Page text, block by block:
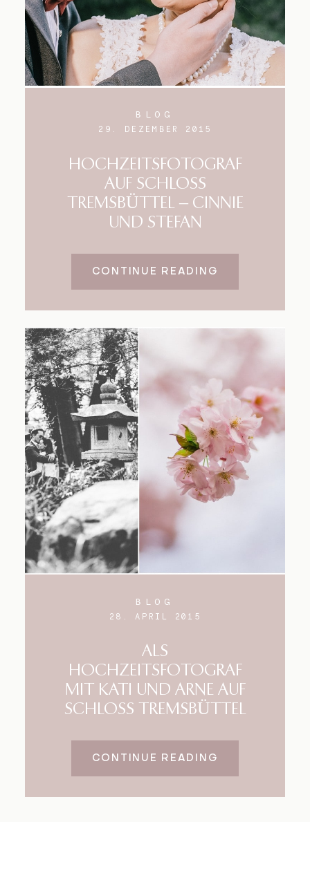
BLOG
29. DEZEMBER 2015
HOCHZEITSFOTOGRAF
AUF SCHLOSS
TREMSBÜTTEL – CINNIE
UND STEFAN
CONTINUE READING
BLOG
28. APRIL 2015
ALS
HOCHZEITSFOTOGRAF
MIT KATI UND ARNE AUF
SCHLOSS TREMSBÜTTEL
CONTINUE READING